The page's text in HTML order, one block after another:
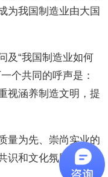
为我国制造业由大国
及“我国制造业如何
个共同的呼声是：
视涵养制造文明，提
量为先、崇尚实业的
识和文化氛围。